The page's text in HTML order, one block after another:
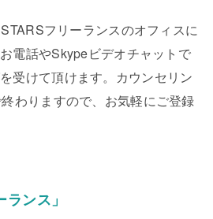
フリーランスのオフィスに
電話やSkypeビデオチャットで
受けて頂けます。カウンセリン
わりますので、お気軽にご登録
ンス」